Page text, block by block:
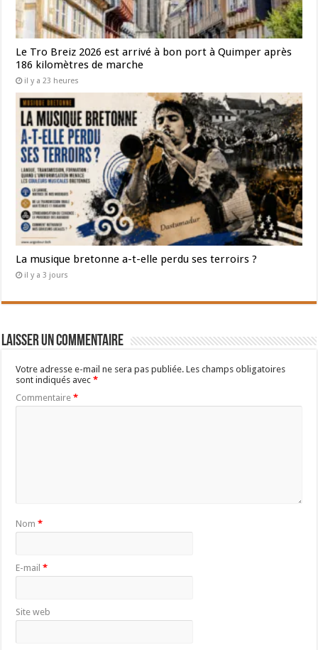
Le Tro Breiz 2026 est arrivé à bon port à Quimper après
186 kilomètres de marche
il y a 23 heures
La musique bretonne a-t-elle perdu ses terroirs ?
il y a 3 jours
Laisser un commentaire
Votre adresse e-mail ne sera pas publiée. Les champs obligatoires
sont indiqués avec*
Commentaire*
Nom*
E-mail*
Site web